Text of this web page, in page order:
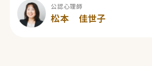
公認心理師
松本 佳世子